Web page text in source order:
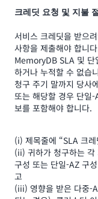
크레딧 요청 및 지불
서비스 크레딧을 받으
사항을 제출해야 합니
MemoryDB SLA 및
하거나 누적할 수 없습
청구 주기 말까지 당사
또는 해당할 경우 단일
보를 포함해야 합니다.
(i) 제목줄에 “SLA 크
(ii) 귀하가 청구하는 각
구성 또는 단일-AZ 구
고
(iii) 영향을 받은 다중-